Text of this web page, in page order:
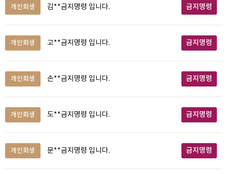
개인회생 김**금지명령 입니다. 금지명령
개인회생 고**금지명령 입니다. 금지명령
개인회생 손**금지명령 입니다. 금지명령
개인회생 도**금지명령 입니다. 금지명령
개인회생 문**금지명령 입니다. 금지명령